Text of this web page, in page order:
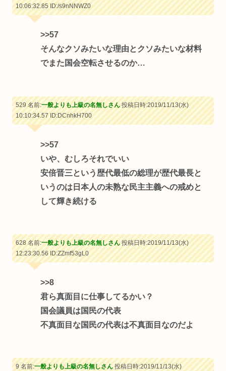
10:06:32.85ID:/s9nNNWZ0
>>57
そんなクソみたいな理由とクソみたいな材料
でまた国会空転させるのか…
529 名前:一般よりも上級の名無しさん投稿日時:2019/11/13(水)
10:10:34.57ID:DCnhkH700
>>57
いや、むしろそれでいい
安倍晋三という歴代最低の総理が歴代最長と
いうのは日本人の未熟な民主主義への戒めと
して輝き続ける
628 名前:一般よりも上級の名無しさん投稿日時:2019/11/13(水)
12:23:30.56ID:ZZmf53gL0
>>8
君ら真面目に仕事してるかい？
国会議員は国民の代表
不真面目な国民の代表は不真面目なのだよ
9 名前:一般よりも上級の名無しさん投稿日時:2019/11/13(水)